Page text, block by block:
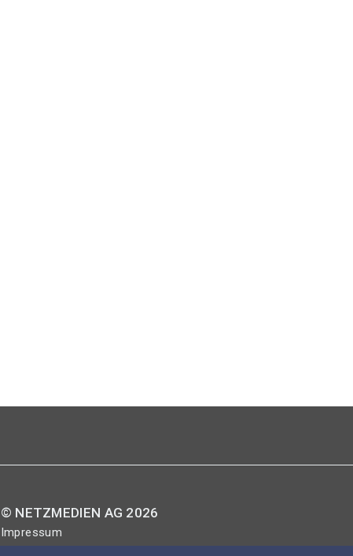
© NETZMEDIEN AG 2026
Impressum